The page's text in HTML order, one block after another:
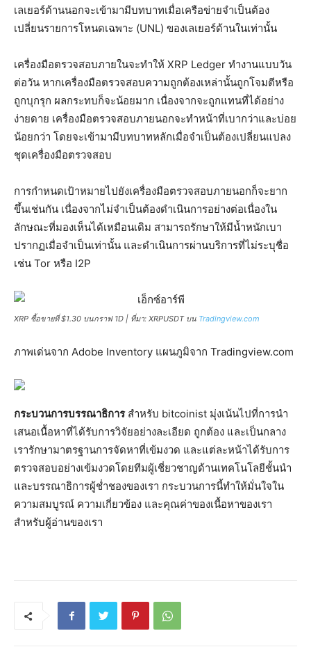
เลเยอร์ด้านนอกจะเข้ามามีบทบาทเมื่อเครือข่ายจำเป็นต้อง
เปลี่ยนรายการโหนดเฉพาะ (UNL) ของเลเยอร์ด้านในเท่านั้น
เครื่องมือตรวจสอบภายในจะทำให้ XRP Ledger ทำงานแบบวัน
ต่อวัน หากเครื่องมือตรวจสอบความถูกต้องเหล่านั้นถูกโจมตีหรือ
ถูกบุกรุก ผลกระทบก็จะน้อยมาก เนื่องจากจะถูกแทนที่ได้อย่าง
ง่ายดาย เครื่องมือตรวจสอบภายนอกจะทำหน้าที่เบากว่าและบ่อย
น้อยกว่า โดยจะเข้ามามีบทบาทหลักเมื่อจำเป็นต้องเปลี่ยนแปลง
ชุดเครื่องมือตรวจสอบ
การกำหนดเป้าหมายไปยังเครื่องมือตรวจสอบภายนอกก็จะยาก
ขึ้นเช่นกัน เนื่องจากไม่จำเป็นต้องดำเนินการอย่างต่อเนื่องใน
ลักษณะที่มองเห็นได้เหมือนเดิม สามารถรักษาให้มีน้ำหนักเบา
ปรากฏเมื่อจำเป็นเท่านั้น และดำเนินการผ่านบริการที่ไม่ระบุชื่อ
เช่น Tor หรือ I2P
XRP ซื้อขายที่ $1.30 บนกราฟ 1D | ที่มา: XRPUSDT บน Tradingview.com
ภาพเด่นจาก Adobe Inventory แผนภูมิจาก Tradingview.com
กระบวนการบรรณาธิการสำหรับ bitcoinist มุ่งเน้นไปที่การนำ
เสนอเนื้อหาที่ได้รับการวิจัยอย่างละเอียด ถูกต้อง และเป็นกลาง
เรารักษามาตรฐานการจัดหาที่เข้มงวด และแต่ละหน้าได้รับการ
ตรวจสอบอย่างเข้มงวดโดยทีมผู้เชี่ยวชาญด้านเทคโนโลยีชั้นนำ
และบรรณาธิการผู้ช่ำชองของเรา กระบวนการนี้ทำให้มั่นใจใน
ความสมบูรณ์ ความเกี่ยวข้อง และคุณค่าของเนื้อหาของเรา
สำหรับผู้อ่านของเรา